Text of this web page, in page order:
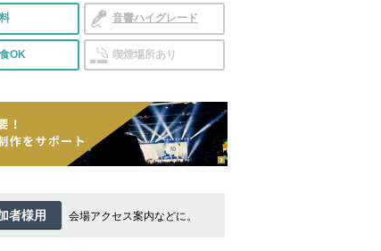
音響ハイグレード
OK 喫煙場所あり
者様用 会場アクセス案内などに。